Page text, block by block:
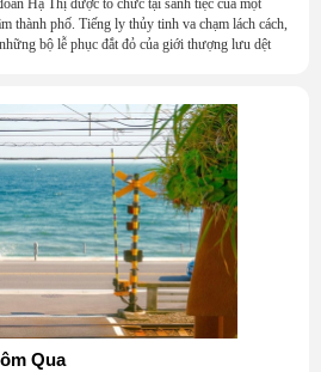
Hạ Thị được tổ chức tại sảnh tiệc của một
thành phố. Tiếng ly thủy tinh va chạm lách cách,
bộ lễ phục đắt đỏ của giới thượng lưu dệt
Qua